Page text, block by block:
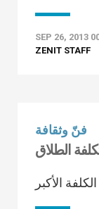
SEP 26, 2013
ZENIT STAFF
فنّ وثقافة
الطلاق
الأكبر